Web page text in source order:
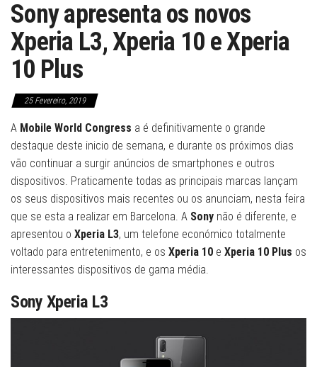
Sony apresenta os novos
Xperia L3, Xperia 10 e Xperia
10 Plus
25 Fevereiro, 2019
A Mobile World Congress a é definitivamente o grande
destaque deste inicio de semana, e durante os próximos dias
vão continuar a surgir anúncios de smartphones e outros
dispositivos. Praticamente todas as principais marcas lançam
os seus dispositivos mais recentes ou os anunciam, nesta feira
que se esta a realizar em Barcelona. A Sony não é diferente, e
apresentou o Xperia L3, um telefone económico totalmente
voltado para entretenimento, e os Xperia 10 e Xperia 10 Plus os
interessantes dispositivos de gama média.
Sony Xperia L3